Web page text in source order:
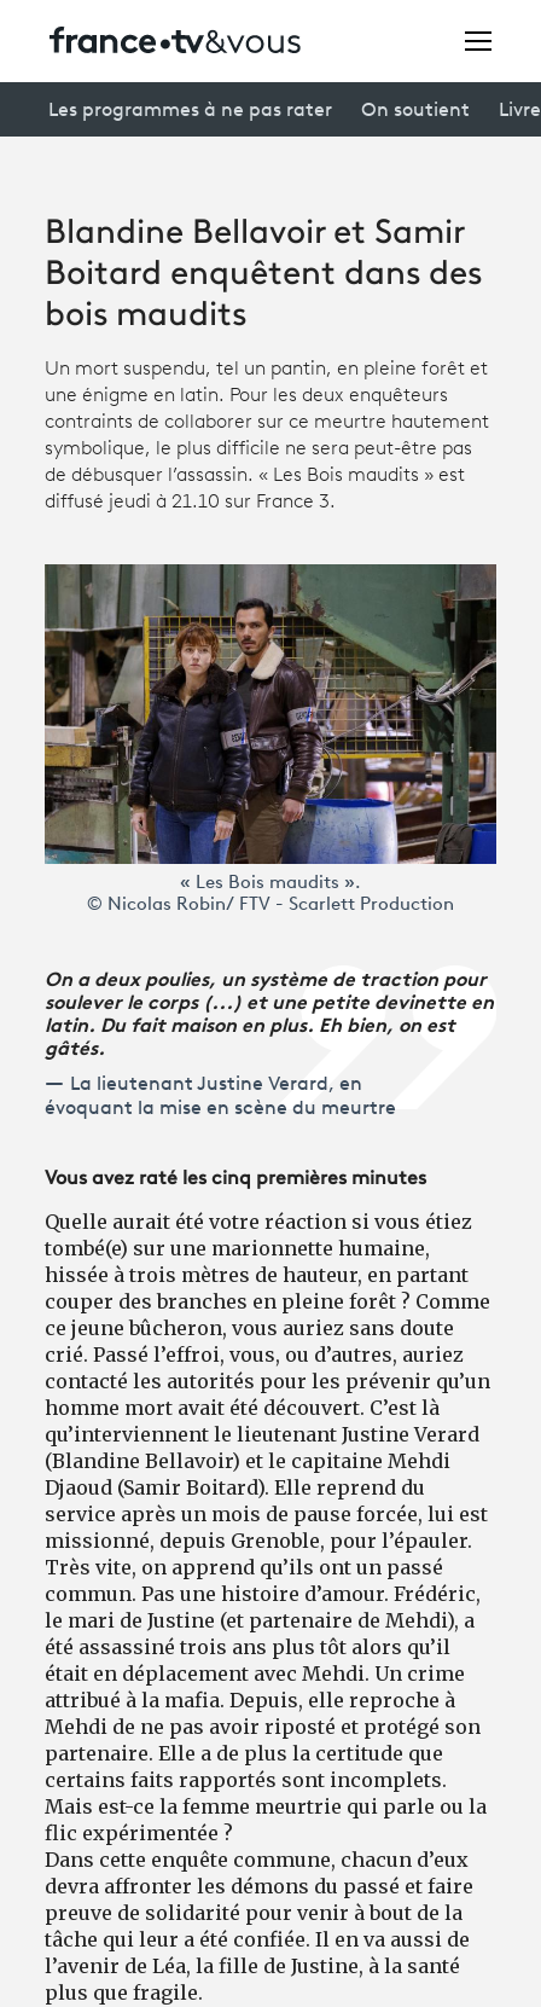
connexion
Avantages fidélité
Creators
À la une
Participer et assister à une émission
À votre écoute
Productions et innovation
Programme
Les programmes à ne pas rater On soutient
Blandine Bellavoir et Samir
Boitard enquêtent dans des
bois maudits
Un mort suspendu, tel un pantin, en pleine forêt et
une énigme en latin. Pour les deux enquêteurs
contraints de collaborer sur ce meurtre hautement
symbolique, le plus difficile ne sera peut-être pas
de débusquer l’assassin. « Les Bois maudits » est
diffusé jeudi à 21.10 sur France 3.
« Les Bois maudits ».
© Nicolas Robin/ FTV - Scarlett Production
On a deux poulies, un système de traction pour
soulever le corps (...) et une petite devinette en
latin. Du fait maison en plus. Eh bien, on est
gâtés.
La lieutenant Justine Verard, en
évoquant la mise en scène du meurtre
Vous avez raté les cinq premières minutes
Quelle aurait été votre réaction si vous étiez
tombé(e) sur une marionnette humaine,
hissée à trois mètres de hauteur, en partant
couper des branches en pleine forêt ? Comme
ce jeune bûcheron, vous auriez sans doute
crié. Passé l’effroi, vous, ou d’autres, auriez
contacté les autorités pour les prévenir qu’un
homme mort avait été découvert. C’est là
qu’interviennent le lieutenant Justine Verard
(Blandine Bellavoir) et le capitaine Mehdi
Djaoud (Samir Boitard). Elle reprend du
service après un mois de pause forcée, lui est
missionné, depuis Grenoble, pour l’épauler.
Très vite, on apprend qu’ils ont un passé
commun. Pas une histoire d’amour. Frédéric,
le mari de Justine (et partenaire de Mehdi), a
été assassiné trois ans plus tôt alors qu’il
était en déplacement avec Mehdi. Un crime
attribué à la mafia. Depuis, elle reproche à
Mehdi de ne pas avoir riposté et protégé son
partenaire. Elle a de plus la certitude que
certains faits rapportés sont incomplets.
Mais est-ce la femme meurtrie qui parle ou la
flic expérimentée ?
Dans cette enquête commune, chacun d’eux
devra affronter les démons du passé et faire
preuve de solidarité pour venir à bout de la
tâche qui leur a été confiée. Il en va aussi de
l’avenir de Léa, la fille de Justine, à la santé
plus que fragile.